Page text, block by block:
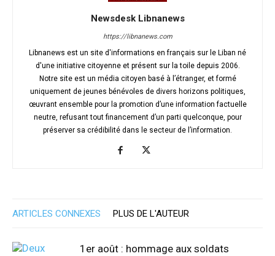
Newsdesk Libnanews
https://libnanews.com
Libnanews est un site d'informations en français sur le Liban né
d'une initiative citoyenne et présent sur la toile depuis 2006.
Notre site est un média citoyen basé à l’étranger, et formé
uniquement de jeunes bénévoles de divers horizons politiques,
œuvrant ensemble pour la promotion d’une information factuelle
neutre, refusant tout financement d’un parti quelconque, pour
préserver sa crédibilité dans le secteur de l’information.
ARTICLES CONNEXES PLUS DE L'AUTEUR
1er août : hommage aux soldats